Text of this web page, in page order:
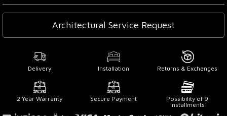
Architectural Service Request
Delivery Installation Returns & Exchanges
2 Year Warranty Secure Payment
Possibility of 9
Installments